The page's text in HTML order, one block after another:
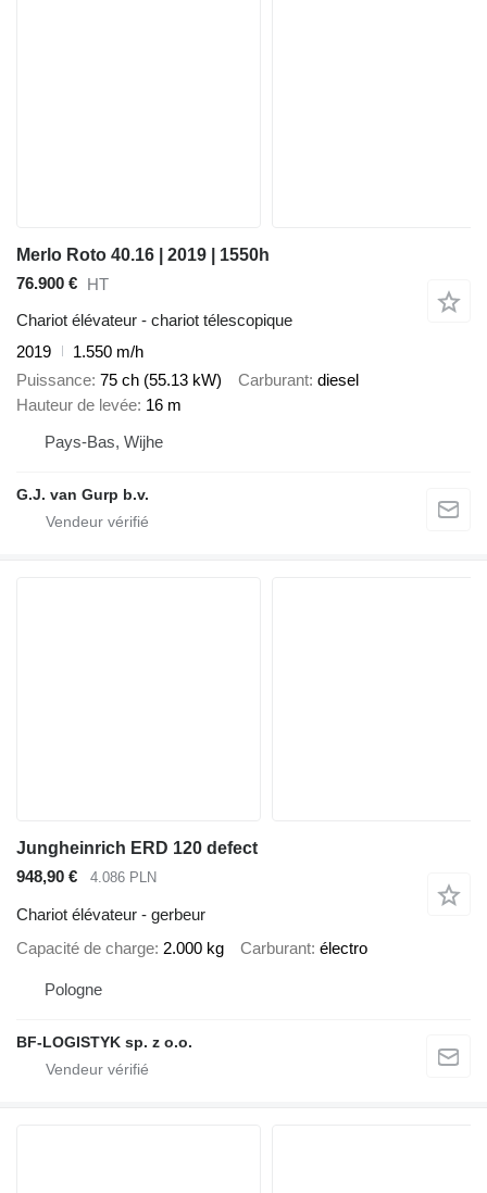
Merlo Roto 40.16 | 2019 | 1550h
76.900 € HT
Chariot élévateur - chariot télescopique
2019
1.550 m/h
Puissance 75 ch (55.13 kW) Carburant diesel
Hauteur de levée 16 m
Pays-Bas, Wijhe
G.J. van Gurp b.v.
Jungheinrich ERD 120 defect
948,90 €
4.086 PLN
Chariot élévateur - gerbeur
Capacité de charge 2.000 kg Carburant électro
Pologne
BF-LOGISTYK sp. z o.o.